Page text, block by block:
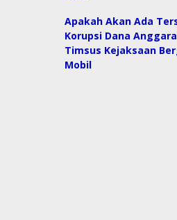
Apakah Akan Ada
Korupsi Dana
Timsus Kejaksaan
Mobil